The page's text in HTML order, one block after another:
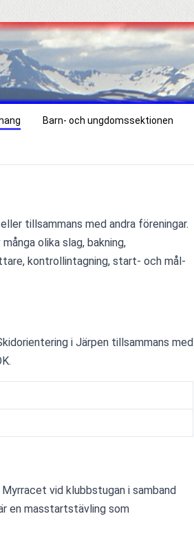
Barn- och ungdomssektionen
tillsammans med andra föreningar.
olika slag, bakning,
kontrollintagning, start- och mål-
i Järpen tillsammans med
vid klubbstugan i samband
en masstartstävling som